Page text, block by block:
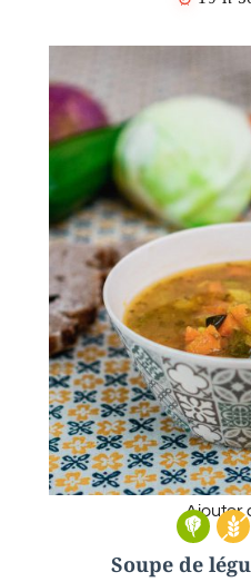
Ajouter
Soupe de